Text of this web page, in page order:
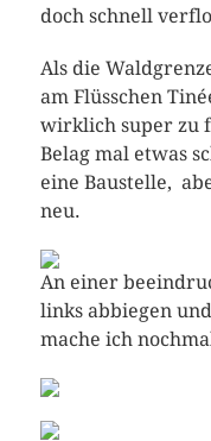
doch schnell
Als die
am Flüsschen
wirklich super zu
Belag mal etwas
eine Baustelle,
neu.
An einer
links abbiegen
mache ich